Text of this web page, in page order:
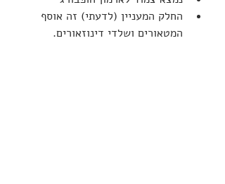
החלק המעניין (לדעתי) זה אוסף
המטאורים ושלדי דינוזאורים.